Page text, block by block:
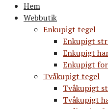
Hem
Webbutik
Enkupigt tegel
Enkupigt
Enkupigt
Enkupigt
Tvåkupigt tegel
Tvåkupigt
Tvåkupigt